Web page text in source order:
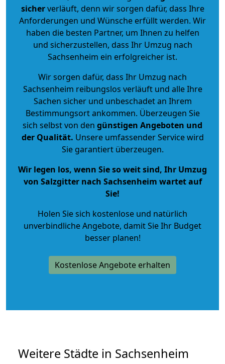
sicherverläuft, denn wir sorgen dafür, dass Ihre
Anforderungen und Wünsche erfüllt werden. Wir
haben die besten Partner, um Ihnen zu helfen
und sicherzustellen, dass Ihr Umzug nach
Sachsenheim ein erfolgreicher ist.
Wir sorgen dafür, dass Ihr Umzug nach
Sachsenheim reibungslos verläuft und alle Ihre
Sachen sicher und unbeschadet an Ihrem
Bestimmungsort ankommen. Überzeugen Sie
sich selbst von den günstigen Angeboten und
der Qualität. Unsere umfassender Service wird
Sie garantiert überzeugen.
Wir legen los, wenn Sie so weit sind, Ihr Umzug
von Salzgitter nach Sachsenheim wartet auf
Sie!
Holen Sie sich kostenlose und natürlich
unverbindliche Angebote, damit Sie Ihr Budget
besser planen!
Kostenlose Angebote erhalten
Weitere Städte in Sachsenheim